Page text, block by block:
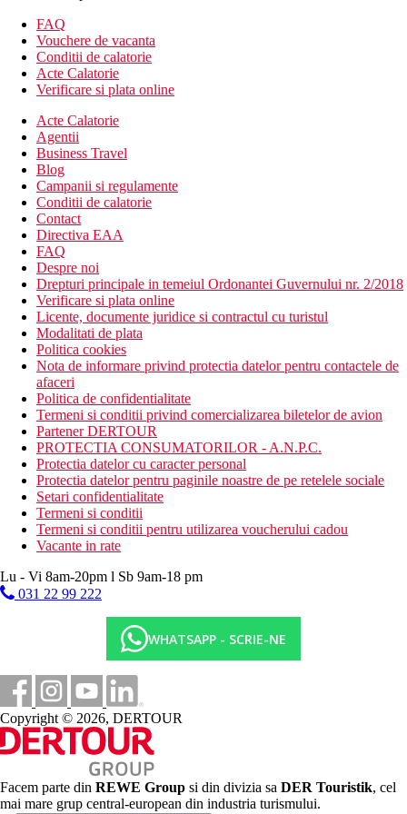
facilitatile de mai sus)
au vedere la mare
Camera dubla, pe plaja: mai aproape de mare, seif
suplimentar, halat de baie si facilitati pentru prepararea de
ceai si cafea, majoritatea camerelor au vedere la mare
comun
Descrierea hotelului
restaurantul principal
restaurant cu peste si oriental (contra cost)
bar in receptie
bar langa piscina
magazine
sala de conferinta
piscina (sezlonguri si umbrele gratuite)
piscina pentru copii cu tobogane
loc de joaca
mini club (pentru copii 6–12 ani)
tobogan cu apa in Hotelul Royal Brayka alaturat
Descrierea plajei
nisipos
cu o trecere treptata printre corali
sezlonguri si umbrele gratuite
bar pe plaja
debarcaderul de la Hotelul Royal Brayka Beach
Activitati gratuite
programe de animatie
programe de seara
discoteci de seara neregulate
tenis de masa
biliard
volei pe plaja
petanque
gimnastica acvatica
tenis (iluminat gratuit, echipament contra cost)
tobogan cu apa in Hotelul Royal Brayka alaturat
Activitati contra cost
centru SPA
sauna
baie de aburi
FAQ
Vouchere de vacanta
Conditii de calatorie
Acte Calatorie
Verificare si plata online
Acte Calatorie
Agentii
Business Travel
Blog
Campanii si regulamente
Conditii de calatorie
Contact
Directiva EAA
FAQ
Despre noi
Drepturi principale in temeiul Ordonantei Guvernului nr. 2/2018
Verificare si plata online
Licente, documente juridice si contractul cu turistul
Modalitati de plata
Politica cookies
Nota de informare privind protectia datelor pentru contactele de
afaceri
Politica de confidentialitate
Termeni si conditii privind comercializarea biletelor de avion
Partener DERTOUR
PROTECTIA CONSUMATORILOR - A.N.P.C.
Protectia datelor cu caracter personal
Protectia datelor pentru paginile noastre de pe retelele sociale
Setari confidentialitate
Termeni si conditii
Termeni si conditii pentru utilizarea voucherului cadou
Vacante in rate
Lu - Vi 8am-20pm l Sb 9am-18 pm
031 22 99 222
WHATSAPP - SCRIE-NE
Copyright © 2026, DERTOUR
Facem parte din REWE Group si din divizia sa DER Touristik, cel
mai mare grup central-european din industria turismului.